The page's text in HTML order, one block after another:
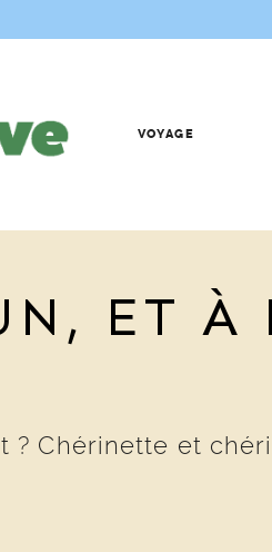
VOYAGE
ET À
Chérinette et